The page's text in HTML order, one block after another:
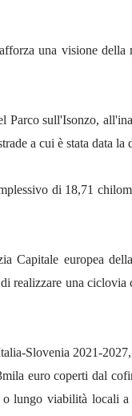
una visione
sull'Isonzo,
a cui è stata data
di 18,71
Capitale europea
una ciclovia
Slovenia 2021-
euro coperti dal
viabilità locali